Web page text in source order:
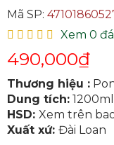
Mã SP:
Xem 0
490,000₫
Thương hiệu :
Dung tích: 1200ml
HSD: Xem trên
Xuất xứ: Đài Loan
ĐĂNG